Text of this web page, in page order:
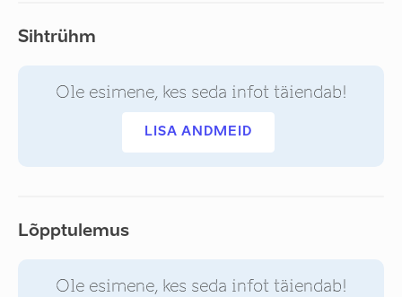
Sihtrühm
Ole esimene, kes seda infot täiendab!
LISA ANDMEID
Lõpptulemus
Ole esimene, kes seda infot täiendab!